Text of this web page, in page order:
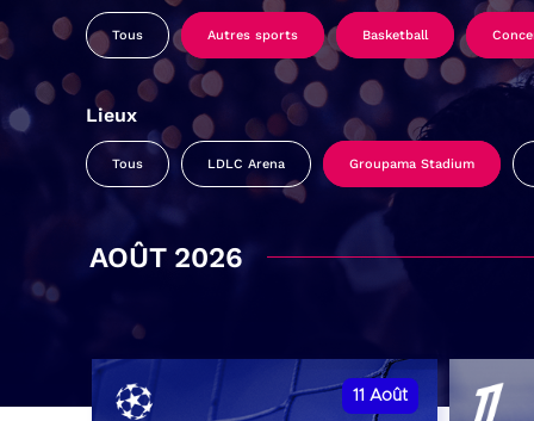
Tous Autres sports Basketball
Lieux
Tous LDLC Arena Groupama Stadium
AOÛT 2026
11 Août